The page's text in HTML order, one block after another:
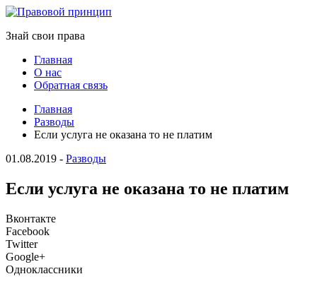
Знай свои права
Главная
О нас
Обратная связь
Главная
Разводы
Если услуга не оказана то не платим
01.08.2019 - Разводы
Если услуга не оказана то не платим
Вконтакте
Facebook
Twitter
Google+
Одноклассники